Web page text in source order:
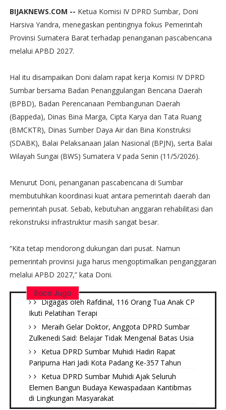
BIJAKNEWS.COM -- Ketua Komisi IV DPRD Sumbar, Doni
Harsiva Yandra, menegaskan pentingnya fokus Pemerintah
Provinsi Sumatera Barat terhadap penanganan pascabencana
melalui APBD 2027.
Hal itu disampaikan Doni dalam rapat kerja Komisi IV DPRD
Sumbar bersama Badan Penanggulangan Bencana Daerah
(BPBD), Badan Perencanaan Pembangunan Daerah
(Bappeda), Dinas Bina Marga, Cipta Karya dan Tata Ruang
(BMCKTR), Dinas Sumber Daya Air dan Bina Konstruksi
(SDABK), Balai Pelaksanaan Jalan Nasional (BPJN), serta Balai
Wilayah Sungai (BWS) Sumatera V pada Senin (11/5/2026).
Menurut Doni, penanganan pascabencana di Sumbar
membutuhkan koordinasi kuat antara pemerintah daerah dan
pemerintah pusat. Sebab, kebutuhan anggaran rehabilitasi dan
rekonstruksi infrastruktur masih sangat besar.
“Kita tetap mendorong dukungan dari pusat. Namun
pemerintah provinsi juga harus mengoptimalkan penganggaran
melalui APBD 2027,” kata Doni.
Baca Juga
Digagas oleh Rafdinal, 116 Orang Tua Anak CP
Ikuti Pelatihan Terapi
Meraih Gelar Doktor, Anggota DPRD Sumbar
Zulkenedi Said: Belajar Tidak Mengenal Batas Usia
Ketua DPRD Sumbar Muhidi Hadiri Rapat
Paripurna Hari Jadi Kota Padang Ke-357 Tahun
Ketua DPRD Sumbar Muhidi Ajak Seluruh
Elemen Bangun Budaya Kewaspadaan Kantibmas
di Lingkungan Masyarakat